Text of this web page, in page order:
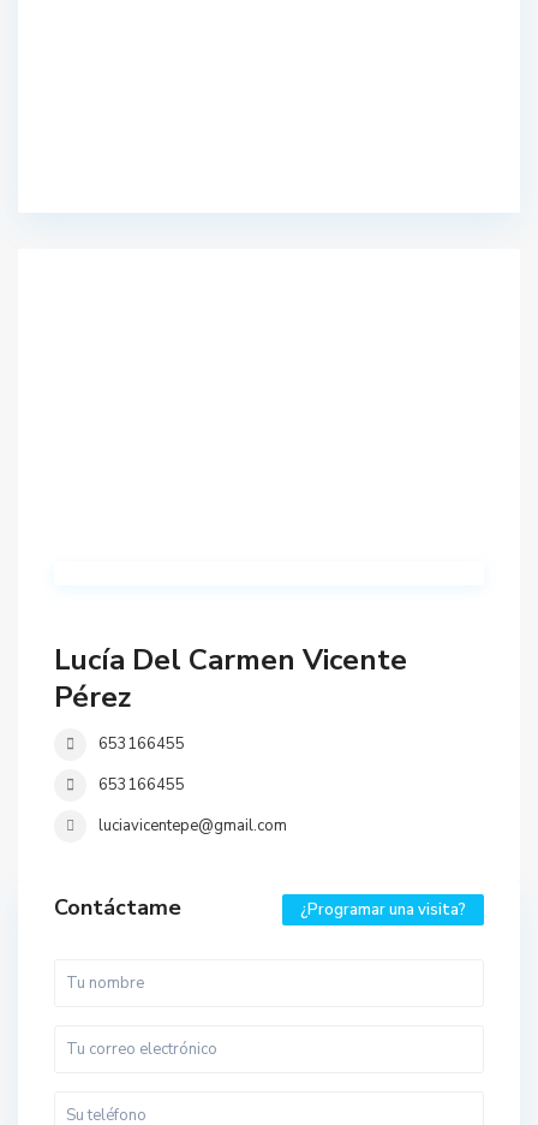
Lucía Del Carmen Vicente
Pérez
653166455
653166455
luciavicentepe@gmail.com
Contáctame ¿Programar una visita?